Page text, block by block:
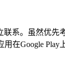
系。虽然优先
在Google Play